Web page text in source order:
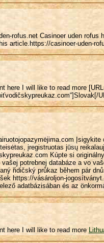
rofus.net Casinoer uden
article.https://casinoer-uden-
here I will like to read more
įregistruotas jūsų
Kúpte si
potrebnej databáze a vo
řidičský průkaz během pár
https://vásároljon-
adatbázisában és az
here I will like to read more